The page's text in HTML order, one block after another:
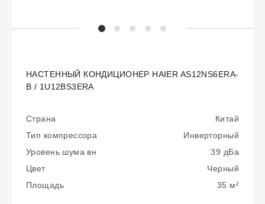
НАСТЕННЫЙ КОНДИЦИОНЕР HAIER AS12NS6ERA-
B / 1U12BS3ERA
Страна
Китай
Тип компрессора
Инверторный
Уровень шума вн
39 дБа
Цвет
Черный
Площадь
35 м²